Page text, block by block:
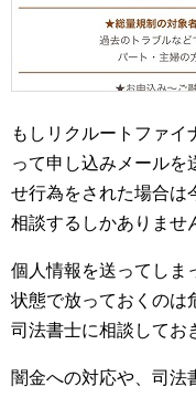
もしリクルートファイ
って申し込みメールを
せ行為をされた場合は
相談するしかありませ
個人情報を送ってしま
状態で放っておくのは
司法書士に相談してお
闇金への対応や、司法